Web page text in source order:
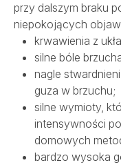
przy dalszym braku
niepokojących
krwawienia z
silne bóle
nagle
guza w brzuchu;
silne wymioty,
intensywności
domowych
bardzo wysoka